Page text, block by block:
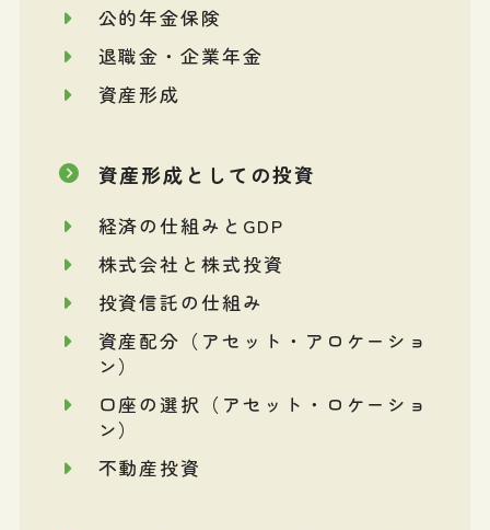
公的年金保険
退職金・企業年金
資産形成
資産形成としての投資
経済の仕組みとGDP
株式会社と株式投資
投資信託の仕組み
資産配分（アセット・アロケーショ
ン）
口座の選択（アセット・ロケーショ
ン）
不動産投資